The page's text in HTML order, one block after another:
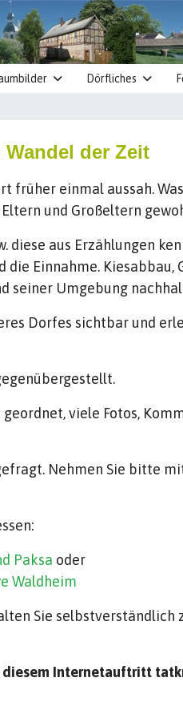
Dörfliches
der Zeit
einmal aussah.
und Großeltern
aus Erzählungen
Einnahme.
seiner Umgebung
Dorfes sichtbar und
viele Fotos,
Nehmen Sie bitte
Paksa oder
Waldheim
Sie
diesem Internetauftritt